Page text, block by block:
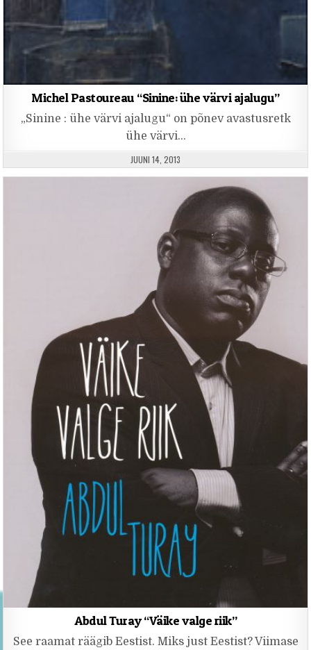
Michel Pastoureau “Sinine: ühe värvi ajalugu”
„Sinine : ühe värvi ajalugu“ on põnev avastusretk
ühe värvi…
PUBLISHED DATE:
JUUNI 14, 2013
Abdul Turay “Väike valge riik”
See raamat räägib Eestist. Miks just Eestist? Viimase